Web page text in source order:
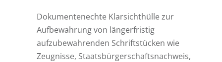
Dokumentenechte Klarsichthülle zur
Aufbewahrung von längerfristig
aufzubewahrenden Schriftstücken wie
Zeugnisse, Staatsbürgerschaftsnachweis,